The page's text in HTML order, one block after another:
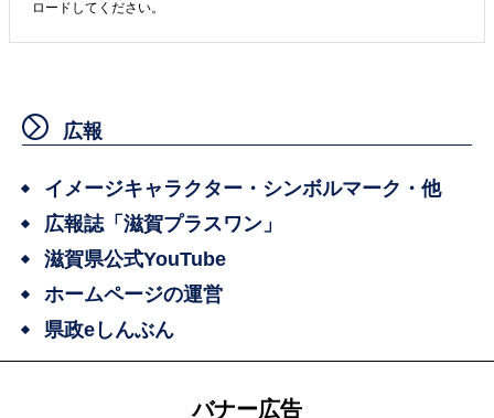
ロードしてください。
広報
イメージキャラクター・シンボルマーク・他
広報誌「滋賀プラスワン」
滋賀県公式YouTube
ホームページの運営
県政eしんぶん
バナー広告